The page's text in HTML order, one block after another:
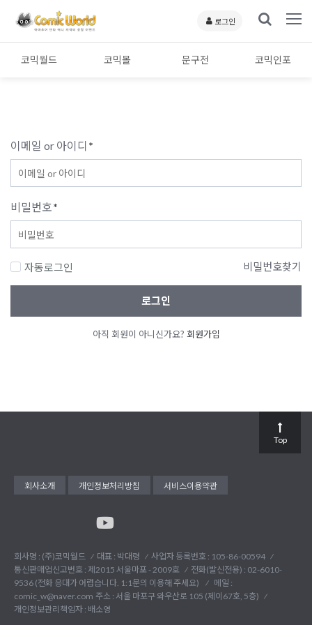
로그인
코믹월드 코믹몰 문구전 코믹인포
이메일 or 아이디 *
비밀번호*
자동로그인 비밀번호찾기
로그인
아직 회원이 아니신가요? 회원가입
회사소개 개인정보처리방침 서비스이용약관
회사명 : (주)코믹월드 대표 : 박대령
사업자 등록번호 : 105-86-00594
통신판매업신고번호 : 제2015 서울마포 - 2009호
전화(발신전용) : 02-6010-
9536 (전화 응대가 어렵습니다. 1:1문의 이용해 주세요)
메일 :
comic_w@naver.com 주소 : 서울 마포구 와우산로 105 (제이67호, 5층)
개인정보관리책임자 : 배소영
Top